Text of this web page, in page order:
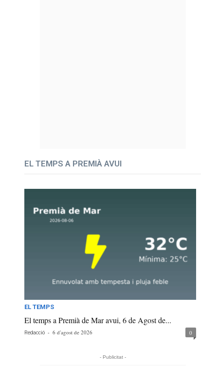
EL TEMPS A PREMIÀ AVUI
EL TEMPS
El temps a Premià de Mar avui, 6 de Agost de...
Redacció - 6 d'agost de 2026 0
- Publicitat -